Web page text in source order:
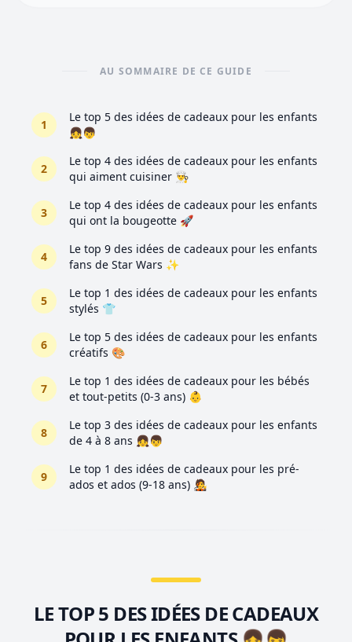
AU SOMMAIRE DE CE GUIDE
1
Le top 5 des idées de cadeaux pour les enfants
👧👦
2
Le top 4 des idées de cadeaux pour les enfants
qui aiment cuisiner 👨‍🍳
3
Le top 4 des idées de cadeaux pour les enfants
qui ont la bougeotte 🚀
4
Le top 9 des idées de cadeaux pour les enfants
fans de Star Wars ✨
5
Le top 1 des idées de cadeaux pour les enfants
stylés 👕
6
Le top 5 des idées de cadeaux pour les enfants
créatifs 🎨
7
Le top 1 des idées de cadeaux pour les bébés
et tout-petits (0-3 ans) 👶
8
Le top 3 des idées de cadeaux pour les enfants
de 4 à 8 ans 👧👦
9
Le top 1 des idées de cadeaux pour les pré-
ados et ados (9-18 ans) 🧑‍🎤
LE TOP 5 DES IDÉES DE CADEAUX